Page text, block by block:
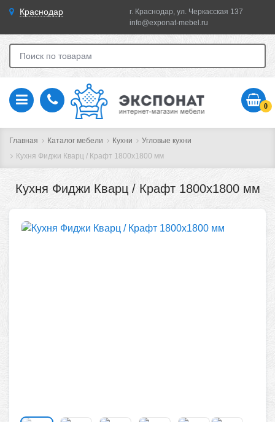
Краснодар
г. Краснодар, ул. Черкасская 137
info@exponat-mebel.ru
0
Главная Каталог мебели Кухни
Угловые кухни
Кухня Фиджи Кварц / Крафт 1800х1800 мм
Кухня Фиджи Кварц / Крафт 1800х1800 мм